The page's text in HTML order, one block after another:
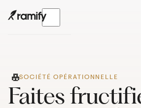
SOCIÉTÉ OPÉRATIONNELLE
Faites